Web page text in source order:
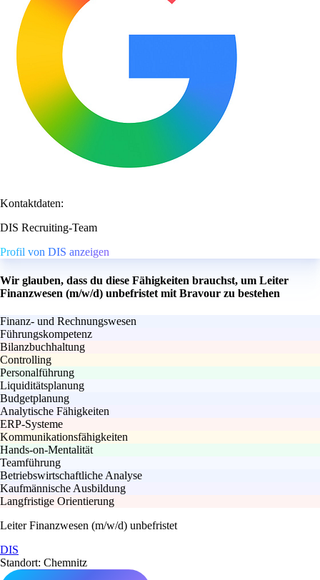
Kontaktdaten:
DIS Recruiting-Team
Profil von DIS anzeigen
Wir glauben, dass du diese Fähigkeiten brauchst, um Leiter
Finanzwesen (m/w/d) unbefristet mit Bravour zu bestehen
Finanz- und Rechnungswesen
Führungskompetenz
Bilanzbuchhaltung
Controlling
Personalführung
Liquiditätsplanung
Budgetplanung
Analytische Fähigkeiten
ERP-Systeme
Kommunikationsfähigkeiten
Hands-on-Mentalität
Teamführung
Betriebswirtschaftliche Analyse
Kaufmännische Ausbildung
Langfristige Orientierung
Leiter Finanzwesen (m/w/d) unbefristet
DIS
Standort: Chemnitz